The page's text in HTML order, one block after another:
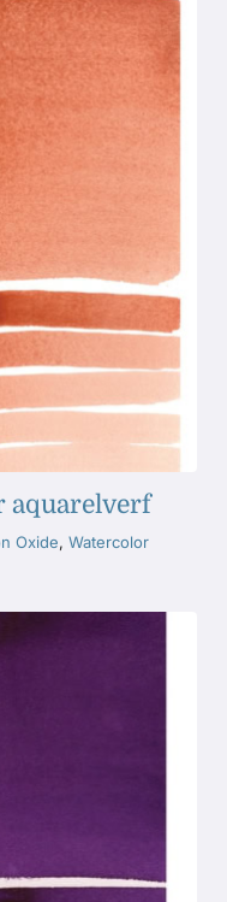
aquarelverf
Oxide, Watercolor